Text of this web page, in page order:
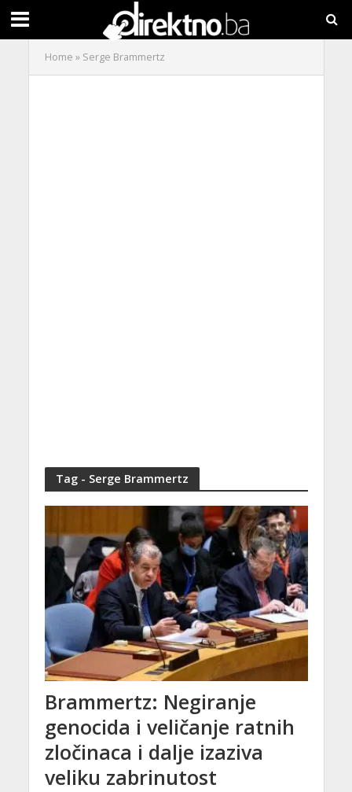
Home » Serge Brammertz
Tag - Serge Brammertz
Brammertz: Negiranje
genocida i veličanje ratnih
zločinaca i dalje izaziva
veliku zabrinutost